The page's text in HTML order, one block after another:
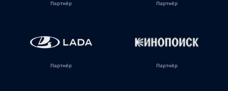
Партнёр Партнёр
Партнёр Партнёр